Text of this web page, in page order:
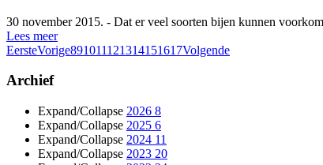
30 november 2015. - Dat er veel soorten bijen kunnen
Lees meer
EersteVorige891011121314151617Volgende
Archief
Expand/Collapse 2026 8
Expand/Collapse 2025 6
Expand/Collapse 2024 11
Expand/Collapse 2023 20